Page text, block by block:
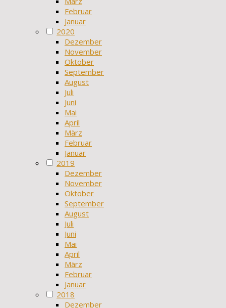
Februar
Januar
2020
Dezember
November
Oktober
September
August
Juli
Juni
Mai
April
März
Februar
Januar
2019
Dezember
November
Oktober
September
August
Juli
Juni
Mai
April
März
Februar
Januar
2018
Dezember